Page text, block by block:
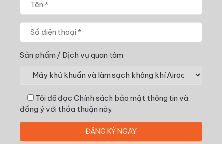
Sản phẩm / Dịch vụ quan tâm
Tôi đã đọc Chính sách bảo mật thông tin và
đồng ý với thỏa thuận này